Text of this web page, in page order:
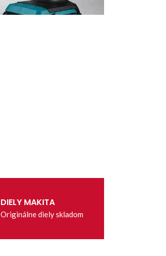
DIELY MAKITA
Originálne diely skladom